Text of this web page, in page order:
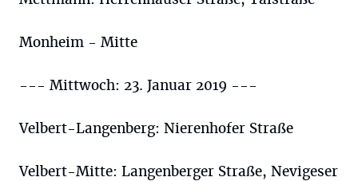
Monheim - Mitte
--- Mittwoch: 23. Januar 2019 ---
Velbert-Langenberg: Nierenhofer Straße
Velbert-Mitte: Langenberger Straße, Nevigeser